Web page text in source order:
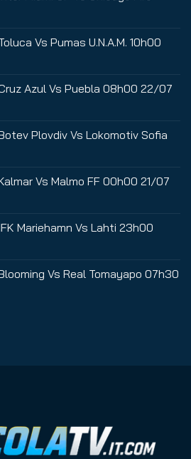
Vs Pumas U.N.A.M. 10h00
Azul Vs Puebla 08h00 22/07
Plovdiv Vs Lokomotiv Sofia
Vs Malmo FF 00h00 21/07
Mariehamn Vs Lahti 23h00
Vs Real Tomayapo 07h30